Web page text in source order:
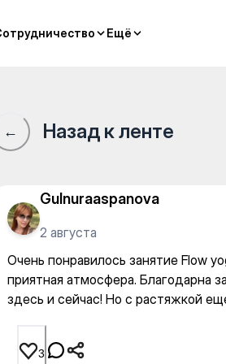
Ещё
Ещё
Flow yoga.
← Назад к ленте
Gulnuraaspanova
2 августа
Очень понравилось занятие Flow
приятная атмосфера. Благодарна
здесь и сейчас! Но с растяжкой
3